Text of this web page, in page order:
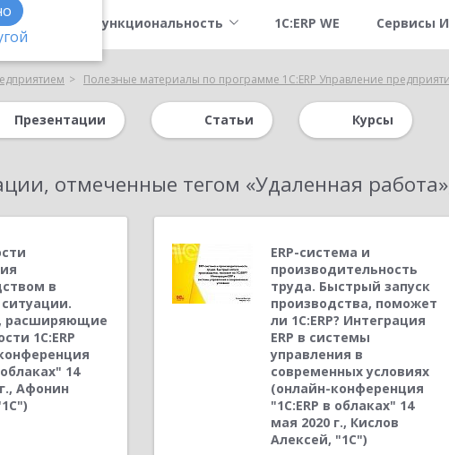
Функциональность 1С:ERP WE Сервисы
Полезные материалы по программе 1С:ERP Управление
Презентации Статьи Курсы
отмеченные тегом «Удаленная работа»
в
расширяющие
1С:ERP
14
Афонин
ERP-система и
производительность
труда. Быстрый запуск
производства, поможет
ли 1С:ERP? Интеграция
ERP в системы
управления в
современных условиях
(онлайн-конференция
"1С:ERP в облаках" 14
мая 2020 г., Кислов
Алексей, "1С")